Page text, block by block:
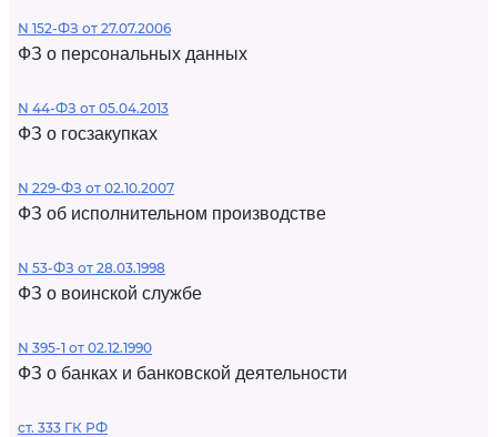
N 152-ФЗ от 27.07.2006
ФЗ о персональных данных
N 44-ФЗ от 05.04.2013
ФЗ о госзакупках
N 229-ФЗ от 02.10.2007
ФЗ об исполнительном производстве
N 53-ФЗ от 28.03.1998
ФЗ о воинской службе
N 395-1 от 02.12.1990
ФЗ о банках и банковской деятельности
ст. 333 ГК РФ